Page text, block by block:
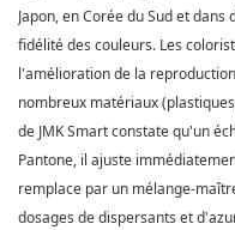
Japon, en Corée du Sud et
fidélité des couleurs. Les
l'amélioration de la
nombreux matériaux
de JMK Smartconstate qu'un
Pantone, il ajuste
remplace par un mélange-
dosages de dispersants et